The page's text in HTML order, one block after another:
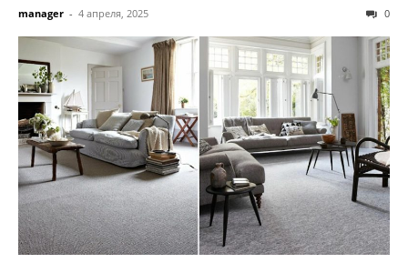
manager - 4 апреля, 2025 0